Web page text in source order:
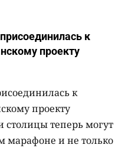
к
проекту
к
проекту
теперь могут
марафоне и не только